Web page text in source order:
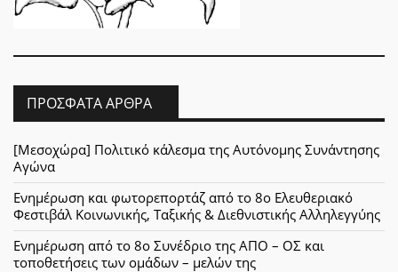
ΠΡΌΣΦΑΤΑ ΆΡΘΡΑ
[Μεσοχώρα] Πολιτικό κάλεσμα της Αυτόνομης Συνάντησης
Αγώνα
Ενημέρωση και φωτορεπορτάζ από το 8ο Ελευθεριακό
Φεστιβάλ Κοινωνικής, Ταξικής & Διεθνιστικής Αλληλεγγύης
Ενημέρωση από το 8ο Συνέδριο της ΑΠΟ – ΟΣ και
τοποθετήσεις των ομάδων – μελών της